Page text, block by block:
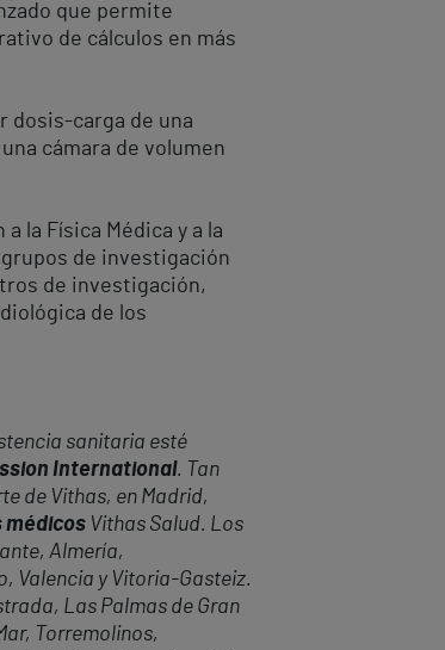
que permite
de cálculos en más
dosis-carga de una
cámara de volumen
la Física Médica y a la
de investigación
de investigación,
de los
sanitaria esté
International. Tan
de Vithas, en Madrid,
médicos Vithas Salud. Los
Almería,
Valencia y Vitoria-Gasteiz.
Las Palmas de Gran
Torremolinos,